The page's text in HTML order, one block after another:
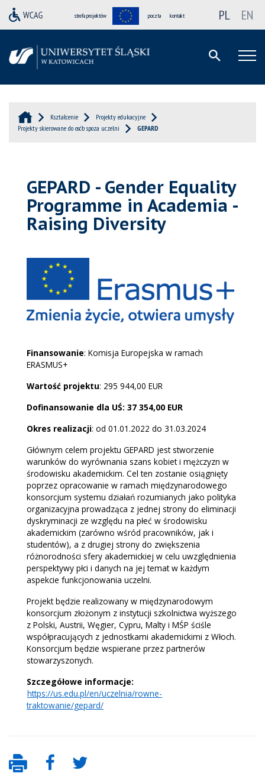
strefa projektów poczta kontakt PL EN
Kształcenie
Projekty edukacyjne
Projekty skierowane do osób spoza uczelni
GEPARD
GEPARD - Gender Equality
Programme in Academia -
Raising Diversity
Finansowanie: Komisja Europejska w ramach
ERASMUS+
Wartość projektu: 295 944,00 EUR
Dofinansowanie dla UŚ: 37 354,00 EUR
Okres realizacji: od 01.01.2022 do 31.03.2024
Głównym celem projektu GEPARD jest stworzenie
warunków do wyrównania szans kobiet i mężczyzn w
środowisku akademickim. Cel ten zostanie osiągnięty
poprzez opracowanie w ramach międzynarodowego
konsorcjum systemu działań rozumianych jako polityka
organizacyjna prowadząca z jednej strony do eliminacji
dyskryminacji ze względu na płeć w środowisku
akademickim (zarówno wśród pracowników, jak i
studentów), a z drugiej strony do zwiększenia
różnorodności sfery akademickiej w celu uwzględnienia
perspektywy płci i danych na jej temat w każdym
aspekcie funkcjonowania uczelni.
Projekt będzie realizowany w międzynarodowym
konsorcjum złożonym z instytucji szkolnictwa wyższego
z Polski, Austrii, Węgier, Cypru, Malty i MŚP ściśle
współpracujących z jednostkami akademickimi z Włoch.
Konsorcjum będzie wspierane przez partnerów
stowarzyszonych.
Szczegółowe informacje:
https://us.edu.pl/en/uczelnia/rowne-
traktowanie/gepard/